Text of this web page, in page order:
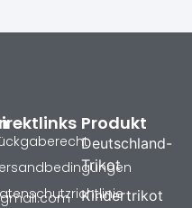
Produkt
Deutschland-
Trikot
Kindertrikot